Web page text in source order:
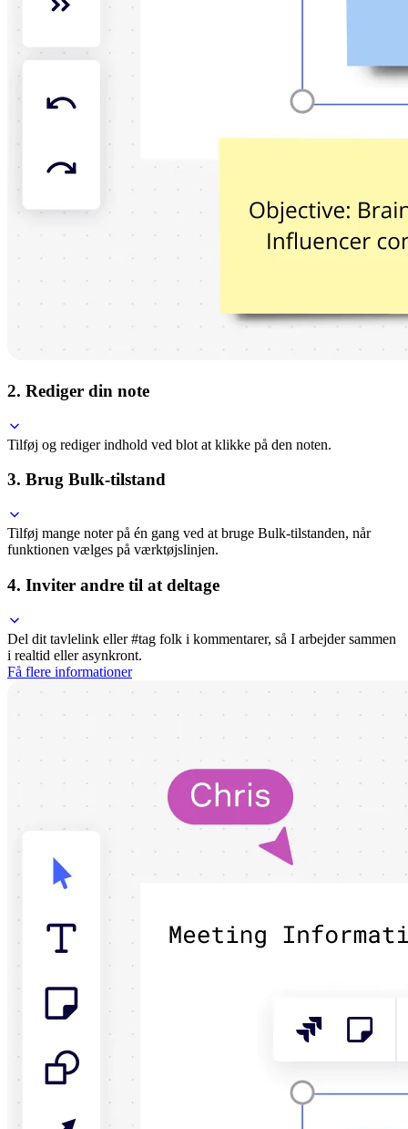
2. Rediger din note
Tilføj og rediger indhold ved blot at klikke på den noten.
3. Brug Bulk-tilstand
Tilføj mange noter på én gang ved at bruge Bulk-tilstanden, når
funktionen vælges på værktøjslinjen.
4. Inviter andre til at deltage
Del dit tavlelink eller #tag folk i kommentarer, så I arbejder sammen
i realtid eller asynkront.
Få flere informationer